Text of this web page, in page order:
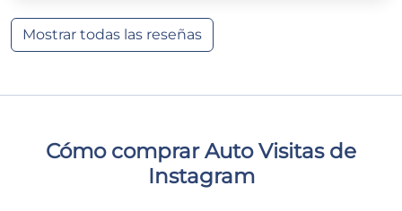
Mostrar todas las reseñas
Cómo comprar Auto Visitas de
Instagram